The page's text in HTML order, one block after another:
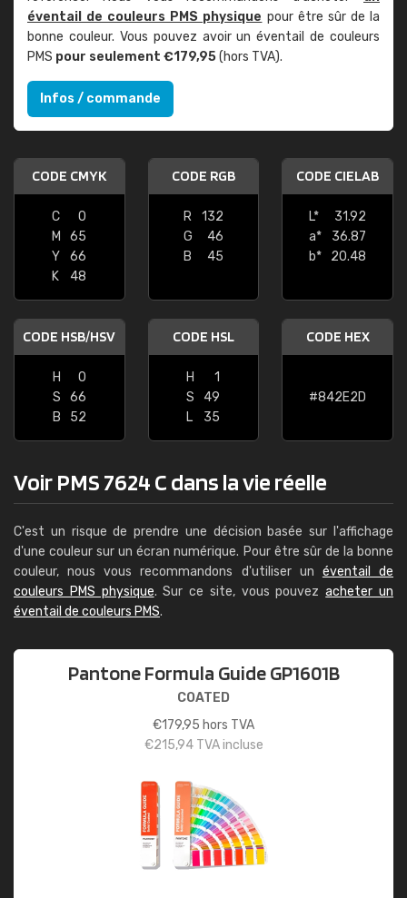
éventail de couleurs PMS physique pour être sûr de la
bonne couleur. Vous pouvez avoir un éventail de couleurs
PMS pour seulement €179,95(hors TVA).
Infos / commande
CODE CMYK
C
0
M
65
Y
66
K
48
CODE RGB
R
132
G
46
B
45
CODE CIELAB
L*
31.92
a*
36.87
b*
20.48
CODE HSB/HSV
H
0
S
66
B
52
CODE HSL
H
1
S
49
L
35
CODE HEX
#842E2D
Voir PMS 7624 C dans la vie réelle
C'est un risque de prendre une décision basée sur l'affichage
d'une couleur sur un écran numérique. Pour être sûr de la bonne
couleur, nous vous recommandons d'utiliser un éventail de
couleurs PMS physique. Sur ce site, vous pouvezacheter un
éventail de couleurs PMS.
Pantone Formula Guide GP1601B
COATED
€179,95 hors TVA
€215,94TVA incluse